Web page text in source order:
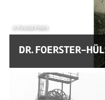
© Postrat Peters
DR. FOERSTER-